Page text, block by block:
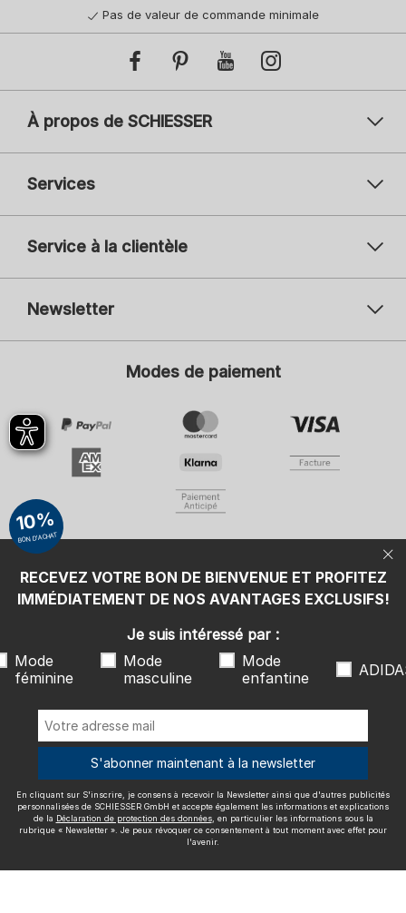
Pas de valeur de commande minimale
À propos de SCHIESSER
Services
Service à la clientèle
Newsletter
S'inscrire
Je suis intéressé par :
Mode masculine
Mode enfantine
ADIDAS
En cliquant sur S'inscrire, je consens à recevoir la Newsletter ainsi que
d'autres publicités personnalisées de SCHIESSER GmbH et accepte
également les informations et explications de la
protection des données, en particulier les informations sous la
rubrique « Newsletter ». Je peux révoquer ce consentement à tout
Modes de paiement
Nous livrons avec
Excellente qualité
Plus d'informations sur nos évaluations
RECEVEZ VOTRE BON DE BIENVENUE ET PROFITEZ
IMMÉDIATEMENT DE NOS AVANTAGES EXCLUSIFS!
10%
BON D'ACHAT
Je suis intéressé par :
Mode
féminine
Mode
masculine
Mode
enfantine
S'abonner maintenant à la newsletter
En cliquant sur S'inscrire, je consens à recevoir la Newsletter ainsi que d'autres publicités
personnalisées de SCHIESSER GmbH et accepte également les informations et explications
de la Déclaration de protection des données, en particulier les informations sous la
rubrique « Newsletter ». Je peux révoquer ce consentement à tout moment avec effet pour
l'avenir.